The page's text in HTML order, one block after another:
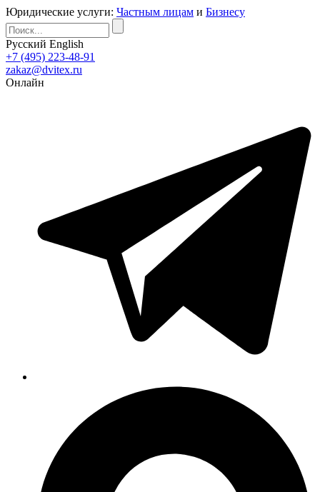
Юридические услуги: Частным лицам и Бизнесу
Русский English
+7 (495) 223-48-91
zakaz@dvitex.ru
Онлайн